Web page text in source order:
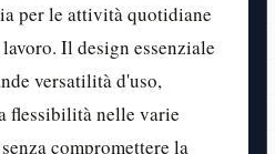
per le attività quotidiane
Il design essenziale
versatilità d'uso,
flessibilità nelle varie
compromettere la